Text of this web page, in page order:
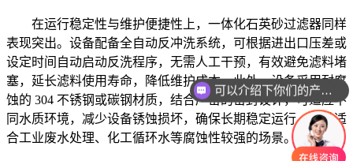
在运行稳定性与维护便捷性上，一体化石英砂过滤器同样
表现突出。设备配备全自动反冲洗系统，可根据进出口压差或
设定时间自动启动反洗程序，无需人工干预，有效避免滤料堵
塞，延长滤料使用寿命，降低维护成本。此外，设备采用耐腐
蚀的 304 不锈钢或碳钢材质，结合严密的密封设计，可适应不
同水质环境，减少设备锈蚀损坏，确保长期稳定运行，尤其适
合工业废水处理、化工循环水等腐蚀性较强的场景。
可以介绍下你们的产品么